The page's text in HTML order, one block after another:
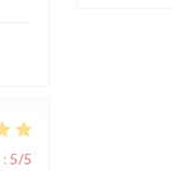
: 5/5